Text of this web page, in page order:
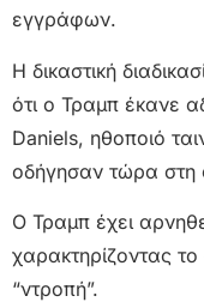
εγγράφων.
Η δικαστική
ότι ο Τραμπ έκανε
Daniels, ηθοποιό
οδήγησαν τώρα στη
Ο Τραμπ έχει
χαρακτηρίζοντας
“ντροπή”.